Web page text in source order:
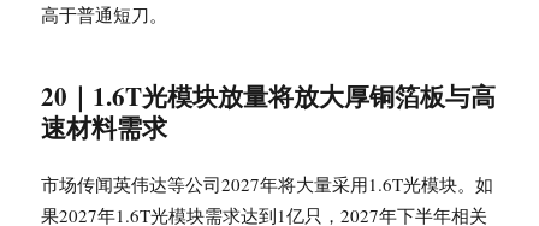
高于普通短刀。
20｜1.6T光模块放量将放大厚铜箔板与高
速材料需求
市场传闻英伟达等公司2027年将大量采用1.6T光模块。如
果2027年1.6T光模块需求达到1亿只，2027年下半年相关